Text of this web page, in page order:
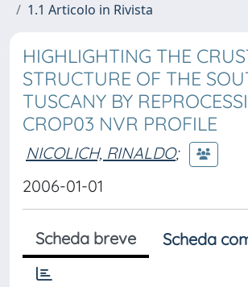
1.1 Articolo in Rivista
HIGHLIGHTING THE
STRUCTURE OF THE
TUSCANY BY
CROP03 NVR PROFILE
NICOLICH, RINALDO;
2006-01-01
Scheda breve Scheda